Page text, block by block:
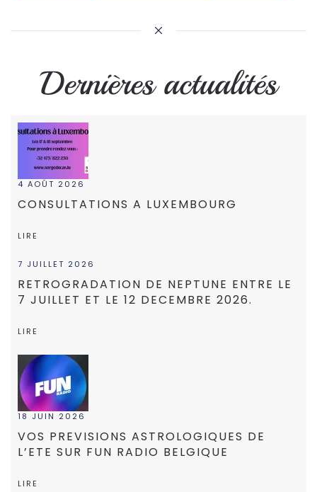
Dernières actualités
4 AOÛT 2026
CONSULTATIONS A LUXEMBOURG
LIRE
7 JUILLET 2026
RETROGRADATION DE NEPTUNE ENTRE LE
7 JUILLET ET LE 12 DECEMBRE 2026.
LIRE
18 JUIN 2026
VOS PREVISIONS ASTROLOGIQUES DE
L’ETE SUR FUN RADIO BELGIQUE
LIRE